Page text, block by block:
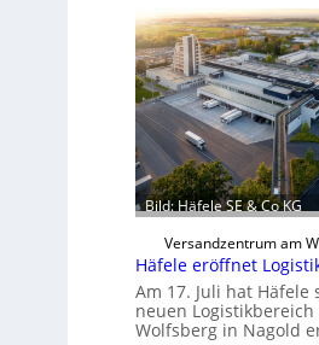
s
c
h
i
n
e
n
b
a
u
d
i
g
i
t
Bild: Häfele SE & Co KG
Versandzentrum am
Häfele eröffnet
Am 17. Juli hat Häfele
neuen
Wolfsberg in Nagold